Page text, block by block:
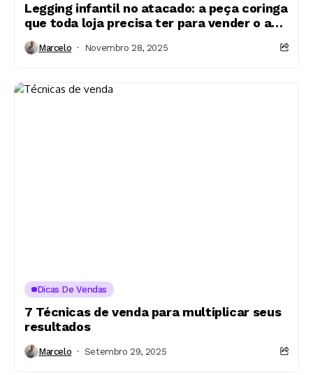
Legging infantil no atacado: a peça coringa
que toda loja precisa ter para vender o ano
inteiro
Marcelo Novembro 28, 2025
Dicas De Vendas
7 Técnicas de venda para multiplicar seus
resultados
Marcelo Setembro 29, 2025